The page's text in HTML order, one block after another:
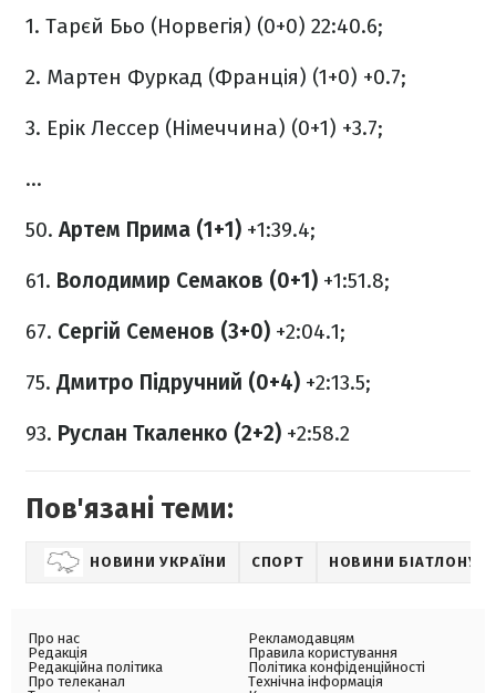
1. Тарєй Бьо (Норвегія) (0+0) 22:40.6;
2. Мартен Фуркад (Франція) (1+0) +0.7;
3. Ерік Лессер (Німеччина) (0+1) +3.7;
...
50. Артем Прима (1+1) +1:39.4;
61. Володимир Семаков (0+1) +1:51.8;
67. Сергій Семенов (3+0) +2:04.1;
75. Дмитро Підручний (0+4) +2:13.5;
93. Руслан Ткаленко (2+2) +2:58.2
Пов'язані теми:
НОВИНИ УКРАЇНИ СПОРТ НОВИНИ БІАТЛОНУ
Про нас
Редакція
Редакційна політика
Про телеканал
Рекламодавцям
Правила користування
Політика конфіденційності
Технічна інформація